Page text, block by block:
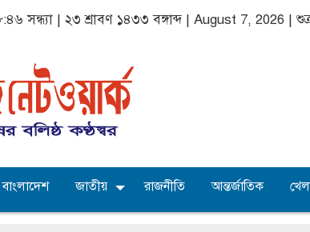
সন্ধ্যা| ২৩ শ্রাবণ ১৪৩৩ বঙ্গাব্দ | August 7, 2026 |
বাংলাদেশ জাতীয় রাজনীতি আন্তর্জাতিক